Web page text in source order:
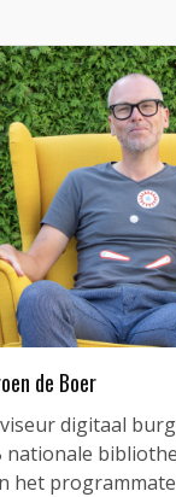
de Boer
digitaal
nationale
het